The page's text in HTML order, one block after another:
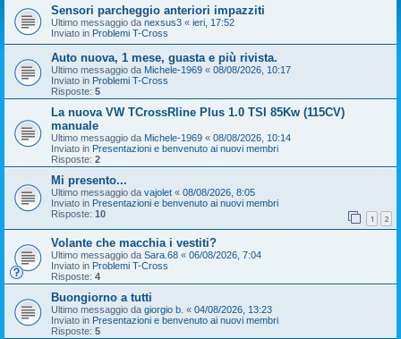
Sensori parcheggio anteriori impazziti
Ultimo messaggio da nexsus3 « ieri, 17:52
Inviato in Problemi T-Cross
Auto nuova, 1 mese, guasta e più rivista.
Ultimo messaggio da Michele-1969 « 08/08/2026, 10:17
Inviato in Problemi T-Cross
Risposte: 5
La nuova VW TCrossRline Plus 1.0 TSI 85Kw (115CV)
manuale
Ultimo messaggio da Michele-1969 « 08/08/2026, 10:14
Inviato in Presentazioni e benvenuto ai nuovi membri
Risposte: 2
Mi presento...
Ultimo messaggio da vajolet « 08/08/2026, 8:05
Inviato in Presentazioni e benvenuto ai nuovi membri
Risposte: 10 1 2
Volante che macchia i vestiti?
Ultimo messaggio da Sara.68 « 06/08/2026, 7:04
Inviato in Problemi T-Cross
Risposte: 4
Buongiorno a tutti
Ultimo messaggio da giorgio b. « 04/08/2026, 13:23
Inviato in Presentazioni e benvenuto ai nuovi membri
Risposte: 5